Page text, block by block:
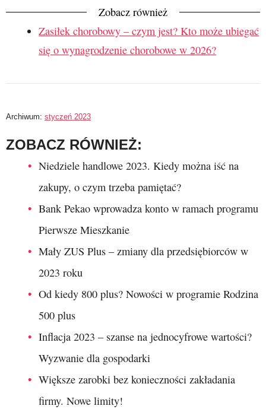
Zobacz również
Zasiłek chorobowy – czym jest? Kto może ubiegać
się o wynagrodzenie chorobowe w 2026?
Archiwum: styczeń 2023
ZOBACZ RÓWNIEŻ:
Niedziele handlowe 2023. Kiedy można iść na
zakupy, o czym trzeba pamiętać?
Bank Pekao wprowadza konto w ramach programu
Pierwsze Mieszkanie
Mały ZUS Plus – zmiany dla przedsiębiorców w
2023 roku
Od kiedy 800 plus? Nowości w programie Rodzina
500 plus
Inflacja 2023 – szanse na jednocyfrowe wartości?
Wyzwanie dla gospodarki
Większe zarobki bez konieczności zakładania
firmy. Nowe limity!